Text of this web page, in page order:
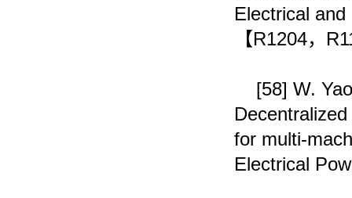
Electrical
【R1204，
[58] W.
for multi-
Electrical